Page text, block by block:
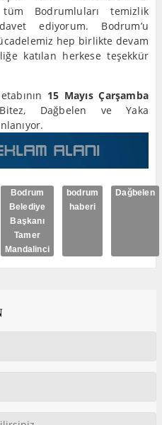
Bodrumluları temizlik
ediyorum. Bodrum’u
hep birlikte devam
katılan herkese teşekkür
15 Mayıs Çarşamba
Dağbelen ve Yaka
Bodrum
Belediye
Başkanı
Tamer
Mandalinci
bodrum
haberi
Dağbelen